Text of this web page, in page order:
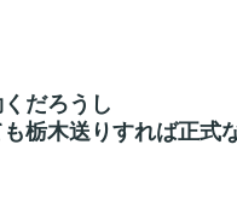
だろうし
栃木送りすれば正式